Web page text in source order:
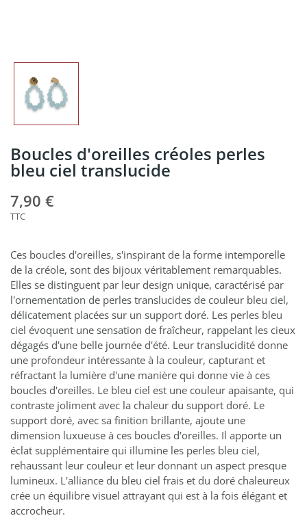
Boucles d'oreilles créoles perles
bleu ciel translucide
7,90 €
TTC
Ces boucles d'oreilles, s'inspirant de la forme intemporelle
de la créole, sont des bijoux véritablement remarquables.
Elles se distinguent par leur design unique, caractérisé par
l'ornementation de perles translucides de couleur bleu ciel,
délicatement placées sur un support doré. Les perles bleu
ciel évoquent une sensation de fraîcheur, rappelant les cieux
dégagés d'une belle journée d'été. Leur translucidité donne
une profondeur intéressante à la couleur, capturant et
réfractant la lumière d'une manière qui donne vie à ces
boucles d'oreilles. Le bleu ciel est une couleur apaisante, qui
contraste joliment avec la chaleur du support doré. Le
support doré, avec sa finition brillante, ajoute une
dimension luxueuse à ces boucles d'oreilles. Il apporte un
éclat supplémentaire qui illumine les perles bleu ciel,
rehaussant leur couleur et leur donnant un aspect presque
lumineux. L'alliance du bleu ciel frais et du doré chaleureux
crée un équilibre visuel attrayant qui est à la fois élégant et
accrocheur.